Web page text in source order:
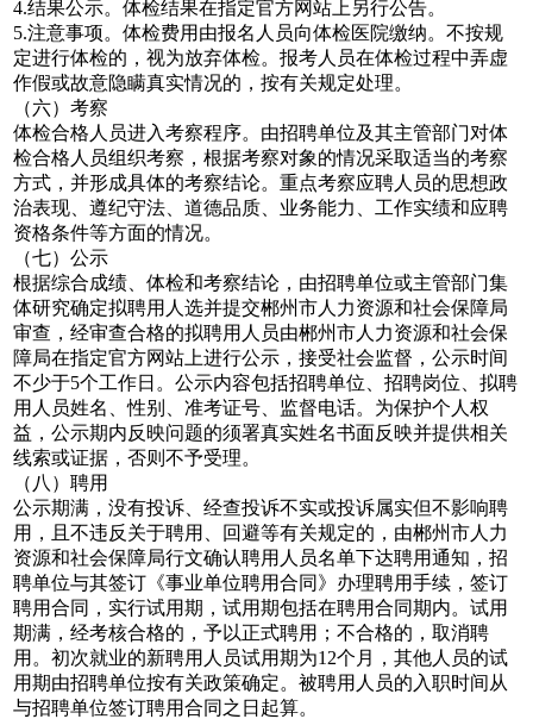
4.结果公示。体检结果在指定官方网站上另行公告。
5.注意事项。体检费用由报名人员向体检医院缴纳。不按规
定进行体检的，视为放弃体检。报考人员在体检过程中弄虚
作假或故意隐瞒真实情况的，按有关规定处理。
（六）考察
体检合格人员进入考察程序。由招聘单位及其主管部门对体
检合格人员组织考察，根据考察对象的情况采取适当的考察
方式，并形成具体的考察结论。重点考察应聘人员的思想政
治表现、遵纪守法、道德品质、业务能力、工作实绩和应聘
资格条件等方面的情况。
（七）公示
根据综合成绩、体检和考察结论，由招聘单位或主管部门集
体研究确定拟聘用人选并提交郴州市人力资源和社会保障局
审查，经审查合格的拟聘用人员由郴州市人力资源和社会保
障局在指定官方网站上进行公示，接受社会监督，公示时间
不少于5个工作日。公示内容包括招聘单位、招聘岗位、拟聘
用人员姓名、性别、准考证号、监督电话。为保护个人权
益，公示期内反映问题的须署真实姓名书面反映并提供相关
线索或证据，否则不予受理。
（八）聘用
公示期满，没有投诉、经查投诉不实或投诉属实但不影响聘
用，且不违反关于聘用、回避等有关规定的，由郴州市人力
资源和社会保障局行文确认聘用人员名单下达聘用通知，招
聘单位与其签订《事业单位聘用合同》办理聘用手续，签订
聘用合同，实行试用期，试用期包括在聘用合同期内。试用
期满，经考核合格的，予以正式聘用；不合格的，取消聘
用。初次就业的新聘用人员试用期为12个月，其他人员的试
用期由招聘单位按有关政策确定。被聘用人员的入职时间从
与招聘单位签订聘用合同之日起算。